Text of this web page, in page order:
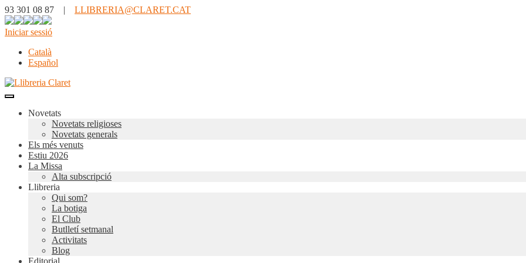
93 301 08 87 | LLIBRERIA@CLARET.CAT
Iniciar sessió
Català
Español
Novetats
Novetats religioses
Novetats generals
Els més venuts
Estiu 2026
La Missa
Alta subscripció
Llibreria
Qui som?
La botiga
El Club
Butlletí setmanal
Activitats
Blog
Editorial